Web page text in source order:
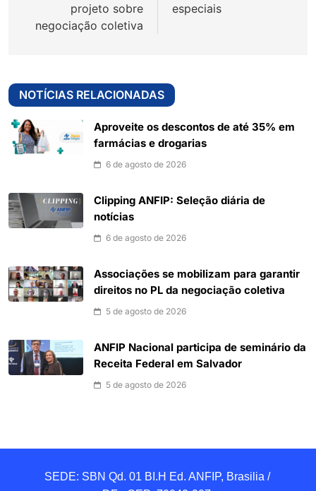
projeto sobre
negociação coletiva
especiais
NOTÍCIAS RELACIONADAS
Aproveite os descontos de até 35% em
farmácias e drogarias
6 de agosto de 2026
Clipping ANFIP: Seleção diária de
notícias
6 de agosto de 2026
Associações se mobilizam para garantir
direitos no PL da negociação coletiva
5 de agosto de 2026
ANFIP Nacional participa de seminário da
Receita Federal em Salvador
5 de agosto de 2026
SEDE: SBN Qd. 01 BI.H Ed. ANFIP, Brasilia /